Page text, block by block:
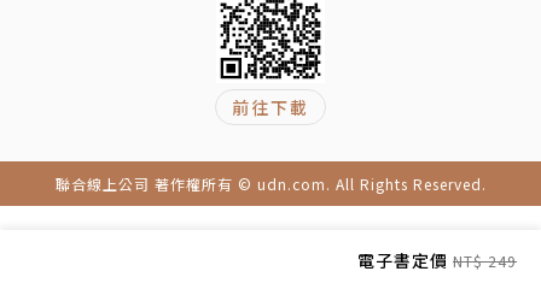
電子書定價 NT$ 249
十月｜神無月（かんなづき）
享受懷舊的療癒時刻 錢湯
校內活動
前往下載
聯合線上公司 著作權所有 © udn.com. All Rights Reserved.